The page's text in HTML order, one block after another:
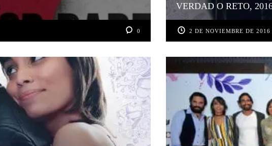
0
VERDAD O RETO,
2 DE NOVIEMBRE DE 2016